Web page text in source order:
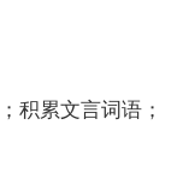
积累文言词语；